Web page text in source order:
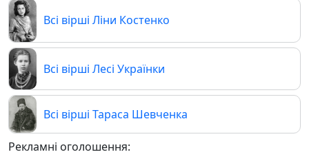
Всі вірші Ліни Костенко
Всі вірші Лесі Українки
Всі вірші Тараса Шевченка
Рекламні оголошення: